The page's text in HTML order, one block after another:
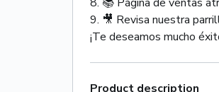
9. 🎥 Revisa nuestra
¡Te deseamos mucho
Product description